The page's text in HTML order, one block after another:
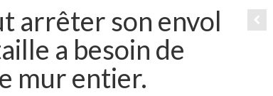
arrêter son envol
a besoin de
mur entier.